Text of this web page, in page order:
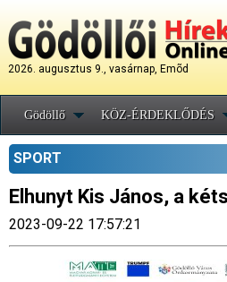
2026. augusztus 9., vasárnap, Emõd
Gödöllő KÖZ-ÉRDEKLŐDÉS
SPORT
Elhunyt Kis János, a
2023-09-22 17:57:21